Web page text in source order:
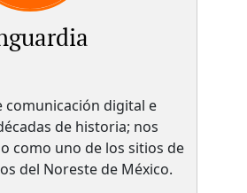
comunicación digital e
de historia; nos
como uno de los sitios de
del Noreste de México.